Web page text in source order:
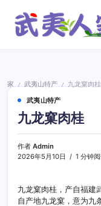
家
家 / 武夷山特产 /
九龙窠肉桂
武夷山特产
九龙窠肉桂
作者 Admin
2026年5月10日
1 分钟
九龙窠肉桂，产自福建
自产地九龙窠，意为九